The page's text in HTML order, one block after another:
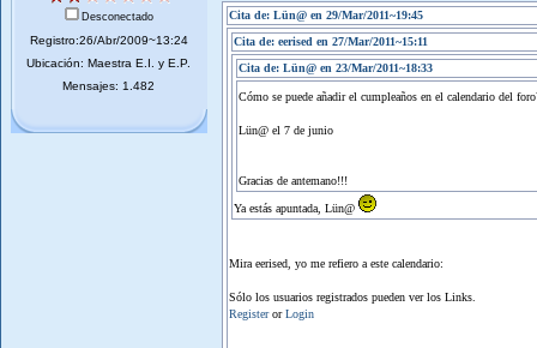
Desconectado
Registro:26/Abr/2009~13:24
Ubicación: Maestra E.I. y E.P.
Mensajes: 1.482
Cita de: Lün@ en 29/Mar/2011~19:45
Cita de: eerised en 27/Mar/2011~15:11
Cita de: Lün@ en 23/Mar/2011~18:33
Cómo se puede añadir el cumpleaños en el calendario del
Lün@ el 7 de junio
Gracias de antemano!!!
Ya estás apuntada, Lün@
Mira eerised, yo me refiero a este calendario:
Sólo los usuarios registrados pueden ver los Links.
RegisterorLogin